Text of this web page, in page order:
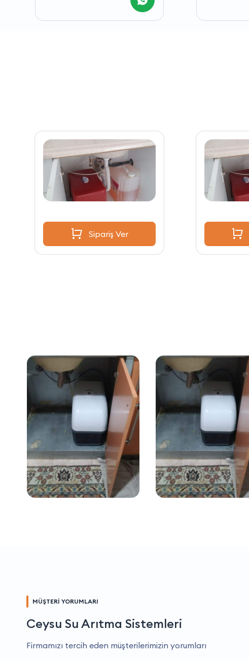
Sipariş Ver
MÜŞTERİ YORUMLARI
Ceysu Su Arıtma Sistemleri
Firmamızı tercih eden müşterilerimizin yorumları